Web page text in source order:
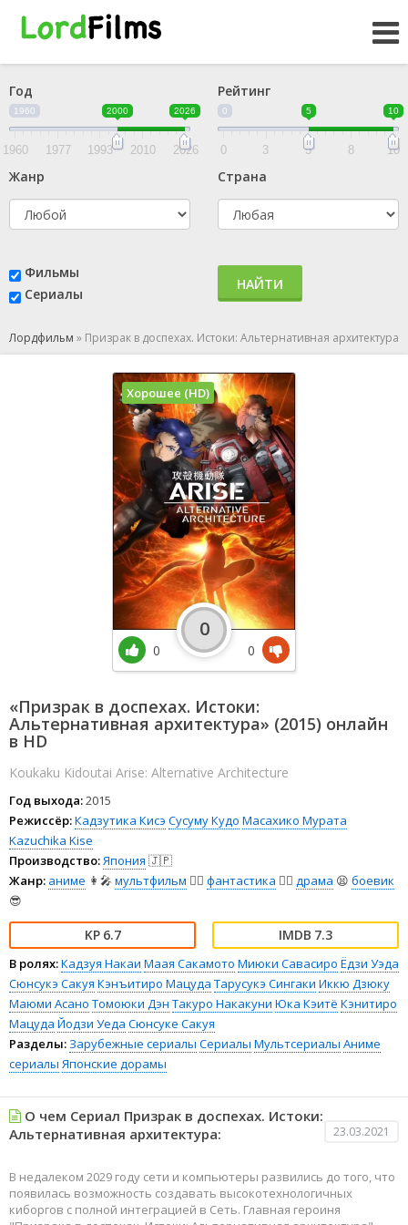
Год
1960 2000 2026
1960 1977 1993 2010 2026
Рейтинг
0 5 10
0 3 5 8 10
Жанр Страна
Фильмы
Сериалы
НАЙТИ
Лордфильм » Призрак в доспехах. Истоки: Альтернативная архитектура
«Призрак в доспехах. Истоки:
Альтернативная архитектура» (2015) онлайн
в HD
Koukaku Kidoutai Arise: Alternative Architecture
Год выхода:2015
Режиссёр:Кадзутика Кисэ Сусуму Кудо Масахико Мурата
Kazuchika Kise
Производство:Япония 🇯🇵
Жанр: аниме 👩‍🎤 мультфильм 🧚‍♀️ фантастика 🧙‍♀️ драма 😫 боевик
😎
6.7 7.3
В ролях:Кадзуя Накаи Маая Сакамото Миюки Савасиро Ёдзи Уэда
Сюнсукэ Сакуя Кэнъитиро Мацуда Тарусукэ Сингаки Иккю Дзюку
Маюми Асано Томоюки Дэн Такуро Накакуни Юка Кэитё Кэнитиро
Мацуда Йодзи Уеда Сюнсуке Сакуя
Разделы: Зарубежные сериалы Сериалы Мультсериалы Аниме
сериалы Японские дорамы
Хорошее (HD)
0
0
0
О чем Сериал Призрак в доспехах. Истоки:
Альтернативная архитектура:
23.03.2021
В недалеком 2029 году сети и компьютеры развились до того, что
появилась возможность создавать высокотехнологичных
киборгов с полной интеграцией в Сеть. Главная героиня